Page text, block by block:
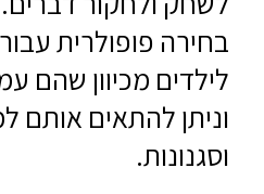
בחירה פופולרית
לילדים מכיוון שהם
וניתן להתאים אותם
וסגנונות.